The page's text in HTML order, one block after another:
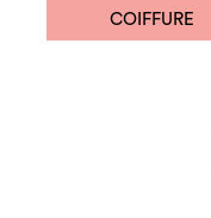
COIFFURE